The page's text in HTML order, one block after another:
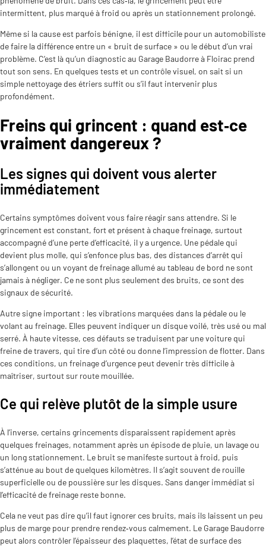
intermittent, plus marqué à froid ou après un stationnement prolongé.
Même si la cause est parfois bénigne, il est difficile pour un automobiliste
de faire la différence entre un « bruit de surface » ou le début d’un vrai
problème. C’est là qu’un diagnostic au Garage Baudorre à Floirac prend
tout son sens. En quelques tests et un contrôle visuel, on sait si un
simple nettoyage des étriers suffit ou s’il faut intervenir plus
profondément.
Freins qui grincent : quand est‑ce
vraiment dangereux ?
Les signes qui doivent vous alerter
immédiatement
Certains symptômes doivent vous faire réagir sans attendre. Si le
grincement est constant, fort et présent à chaque freinage, surtout
accompagné d’une perte d’efficacité, il y a urgence. Une pédale qui
devient plus molle, qui s’enfonce plus bas, des distances d’arrêt qui
s’allongent ou un voyant de freinage allumé au tableau de bord ne sont
jamais à négliger. Ce ne sont plus seulement des bruits, ce sont des
signaux de sécurité.
Autre signe important : les vibrations marquées dans la pédale ou le
volant au freinage. Elles peuvent indiquer un disque voilé, très usé ou mal
serré. À haute vitesse, ces défauts se traduisent par une voiture qui
freine de travers, qui tire d’un côté ou donne l’impression de flotter. Dans
ces conditions, un freinage d’urgence peut devenir très difficile à
maîtriser, surtout sur route mouillée.
Ce qui relève plutôt de la simple usure
À l’inverse, certains grincements disparaissent rapidement après
quelques freinages, notamment après un épisode de pluie, un lavage ou
un long stationnement. Le bruit se manifeste surtout à froid, puis
s’atténue au bout de quelques kilomètres. Il s’agit souvent de rouille
superficielle ou de poussière sur les disques. Sans danger immédiat si
l’efficacité de freinage reste bonne.
Cela ne veut pas dire qu’il faut ignorer ces bruits, mais ils laissent un peu
plus de marge pour prendre rendez‑vous calmement. Le Garage Baudorre
peut alors contrôler l’épaisseur des plaquettes, l’état de surface des